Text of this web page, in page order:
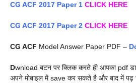
CG ACF 2017 Paper 1 CLICK HERE
CG ACF 2017 Paper 2 CLICK HERE
CG ACF Model Answer Paper PDF –
Dwnload बटन पर क्लिक करते ही आपका pdf
अपने मोबाइल में save कर सकते है और बाद में पढ़